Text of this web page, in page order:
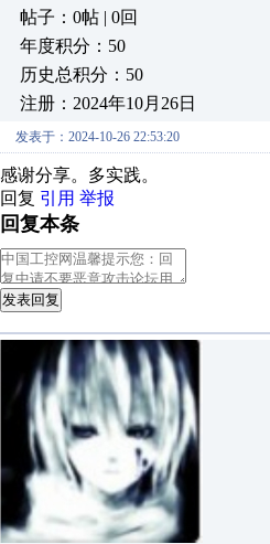
帖子：0帖 | 0回
年度积分：50
历史总积分：50
注册：2024年10月26日
发表于：2024-10-26 22:53:20
感谢分享。多实践。
回复 引用 举报
回复本条
发表回复